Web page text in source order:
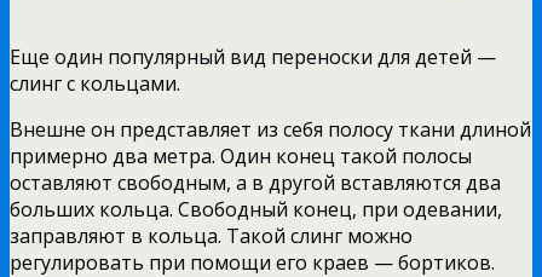
Еще один популярный вид переноски для детей —
слинг с кольцами.
Внешне он представляет из себя полосу ткани длиной
примерно два метра. Один конец такой полосы
оставляют свободным, а в другой вставляются два
больших кольца. Свободный конец, при одевании,
заправляют в кольца. Такой слинг можно
регулировать при помощи его краев — бортиков.